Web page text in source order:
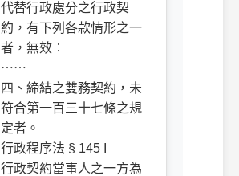
代替行政處分之行政契
約，有下列各款情形之一
者，無效︰
⋯⋯
四、締結之雙務契約，未
符合第一百三十七條之規
定者。
行政程序法 § 145 I
行政契約當事人之一方為